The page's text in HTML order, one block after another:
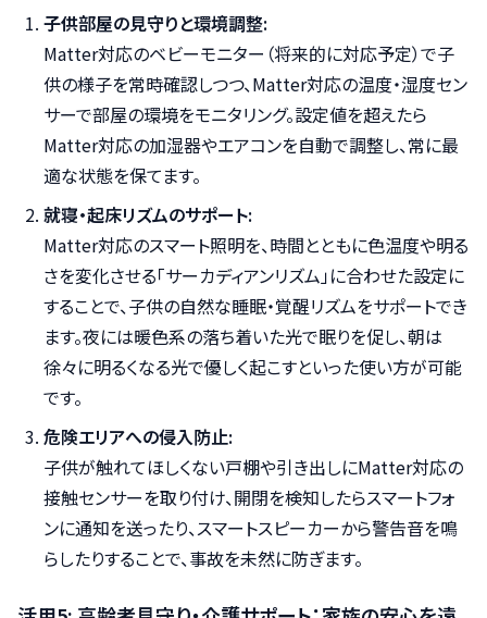
子供部屋の見守りと環境調整:
Matter対応のベビーモニター（将来的に対応予定）で子
供の様子を常時確認しつつ、Matter対応の温度・湿度セン
サーで部屋の環境をモニタリング。設定値を超えたら
Matter対応の加湿器やエアコンを自動で調整し、常に最
適な状態を保てます。
就寝・起床リズムのサポート:
Matter対応のスマート照明を、時間とともに色温度や明る
さを変化させる「サーカディアンリズム」に合わせた設定に
することで、子供の自然な睡眠・覚醒リズムをサポートでき
ます。夜には暖色系の落ち着いた光で眠りを促し、朝は
徐々に明るくなる光で優しく起こすといった使い方が可能
です。
危険エリアへの侵入防止:
子供が触れてほしくない戸棚や引き出しにMatter対応の
接触センサーを取り付け、開閉を検知したらスマートフォ
ンに通知を送ったり、スマートスピーカーから警告音を鳴
らしたりすることで、事故を未然に防ぎます。